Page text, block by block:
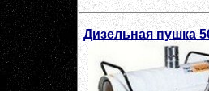
Дизельная пушка